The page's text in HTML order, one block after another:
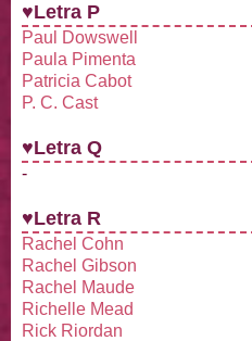
♥Letra P
Paul Dowswell
Paula Pimenta
Patricia Cabot
P. C. Cast
♥Letra Q
-
♥Letra R
Rachel Cohn
Rachel Gibson
Rachel Maude
Richelle Mead
Rick Riordan